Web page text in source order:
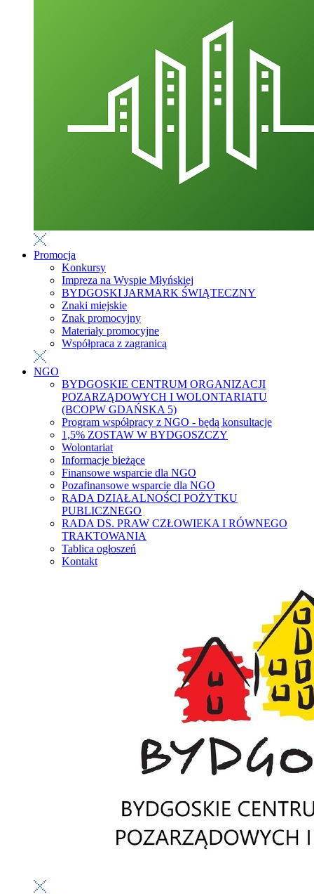
Promocja
Konkursy
Impreza na Wyspie Młyńskiej
BYDGOSKI JARMARK ŚWIĄTECZNY
Znaki miejskie
Znak promocyjny
Materiały promocyjne
Współpraca z zagranicą
NGO
BYDGOSKIE CENTRUM ORGANIZACJI
POZARZĄDOWYCH I WOLONTARIATU
(BCOPW GDAŃSKA 5)
Program współpracy z NGO - będą konsultacje
1,5% ZOSTAW W BYDGOSZCZY
Wolontariat
Informacje bieżące
Finansowe wsparcie dla NGO
Pozafinansowe wsparcie dla NGO
RADA DZIAŁALNOŚCI POŻYTKU
PUBLICZNEGO
RADA DS. PRAW CZŁOWIEKA I RÓWNEGO
TRAKTOWANIA
Tablica ogłoszeń
Kontakt